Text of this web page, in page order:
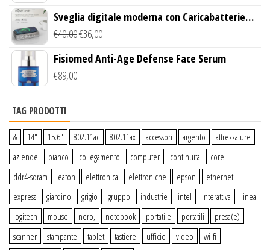
Sveglia digitale moderna con Caricabatterie
Wireless Qi
€40,00€36,00
Fisiomed Anti-Age Defense Face Serum
€89,00
TAG PRODOTTI
& 14″ 15.6″ 802.11ac 802.11ax accessori argento
attrezzature
aziende
bianco collegamento computer continuita
core
ddr4-sdram
eaton elettronica elettroniche epson
ethernet
express
giardino grigio gruppo industrie intel interattiva
linea
logitech
mouse nero, notebook portatile portatili
presa(e)
scanner
stampante tablet tastiere ufficio video
wi-fi